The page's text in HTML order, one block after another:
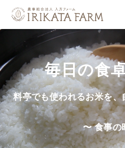
テ
ツ
へ
移
動
毎日の食
料亭でも使われるお米を
〜 食事の